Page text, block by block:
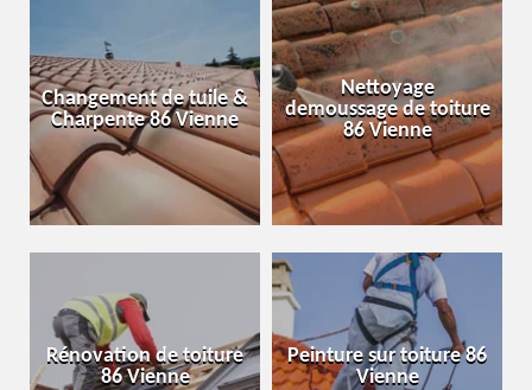
Changement de tuile &
Charpente 86 Vienne
Nettoyage
demoussage de toiture
86 Vienne
Rénovation de toiture
86 Vienne
Peinture sur toiture 86
Vienne